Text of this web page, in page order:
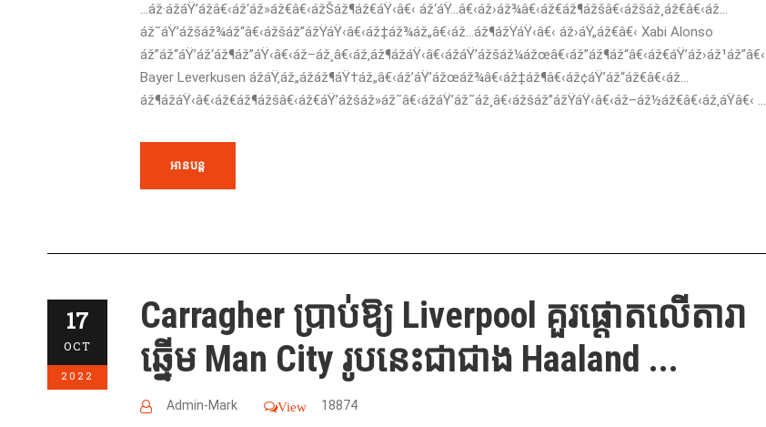
…áž·ážáŸ’ážâ€‹áž‘áž»áž€â€‹ážŠáž¶áž€áŸ‹â€‹ áž‘áŸ…â€‹áž›áž¾â€‹áž€áž¶ážšâ€‹ážšáž¸áž€â€‹áž…
áž˜áŸ’ážšáž¾áž“â€‹ážšáž”ážŸáŸ‹â€‹áž‡áž¾áž„â€‹áž…áž¶ážŸáŸ‹â€‹ áž›áŸ„áž€â€‹ Xabi Alonso
áž”áž“áŸ’áž‘áž¶áž”áŸ‹â€‹áž–áž¸â€‹áž‚áž¶ážáŸ‹â€‹ážáŸ’ážšáž¼ážœâ€‹áž”áž¶áž“â€‹áž€áŸ’áž›áž¹áž”â€‹
Bayer Leverkusen ážáŸ‚áž„ážáž¶áŸ†áž„â€‹áž’áŸ’ážœáž¾â€‹áž‡áž¶â€‹áž¢áŸ’áž“áž€â€‹áž…
áž¶ážáŸ‹â€‹áž€áž¶ážšâ€‹áž€áŸ’ážšáž»áž˜â€‹ážáŸ’áž˜áž¸â€‹ážšáž”ážŸáŸ‹â€‹áž–áž½áž€â€‹áž‚áŸâ€‹ ...
អានបន្ត
17
OCT
2022
Carragher ប្រាប់់ឱ្យ Liverpool គួរផ្តោតលើតារា
ឆ្នើម Man City រូបនេះជាជាង Haaland ...
Admin-Mark View 18874